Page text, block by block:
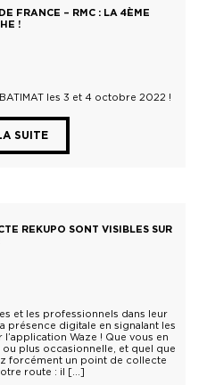
FRANCE – RMC : LA 4ÈME
!
les 3 et 4 octobre 2022 !
SUITE
REKUPO SONT VISIBLES SUR
et les professionnels dans leur
présence digitale en signalant les
Waze ! Que vous en
plus occasionnelle, et quel que
forcément un point de collecte
route : il […]